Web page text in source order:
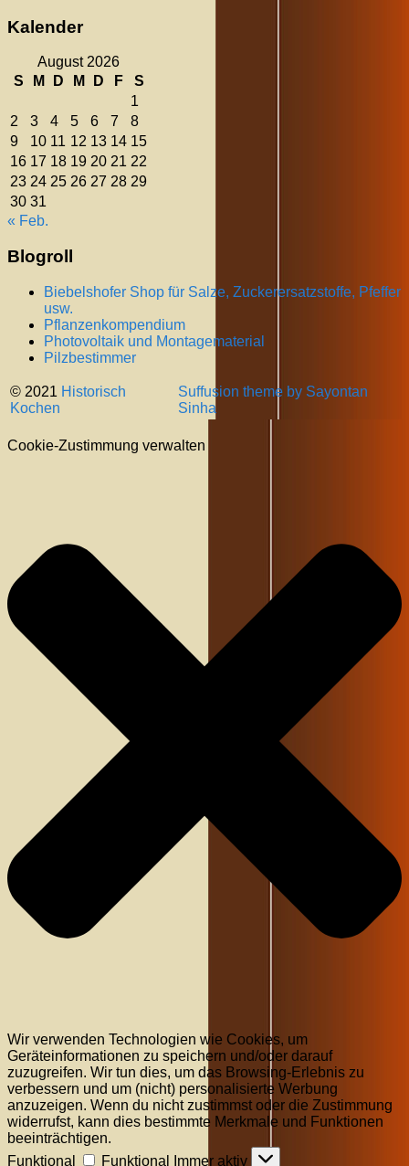
Kalender
August 2026
S
M D M D F
S
1
2
3 4 5 6 7
8
9
10 11 12 13 14 15
16 17 18 19 20 21 22
23 24 25 26 27 28 29
30 31
« Feb.
Blogroll
Biebelshofer Shop für Salze, Zuckerersatzstoffe, Pfeffer
usw.
Pflanzenkompendium
Photovoltaik und Montagematerial
Pilzbestimmer
© 2021 Historisch
Kochen
Suffusion theme by Sayontan
Sinha
Cookie-Zustimmung verwalten
Wir verwenden Technologien wie Cookies, um
Geräteinformationen zu speichern und/oder darauf
zuzugreifen. Wir tun dies, um das Browsing-Erlebnis zu
verbessern und um (nicht) personalisierte Werbung
anzuzeigen. Wenn du nicht zustimmst oder die Zustimmung
widerrufst, kann dies bestimmte Merkmale und Funktionen
beeinträchtigen.
Funktional
Funktional Immer aktiv